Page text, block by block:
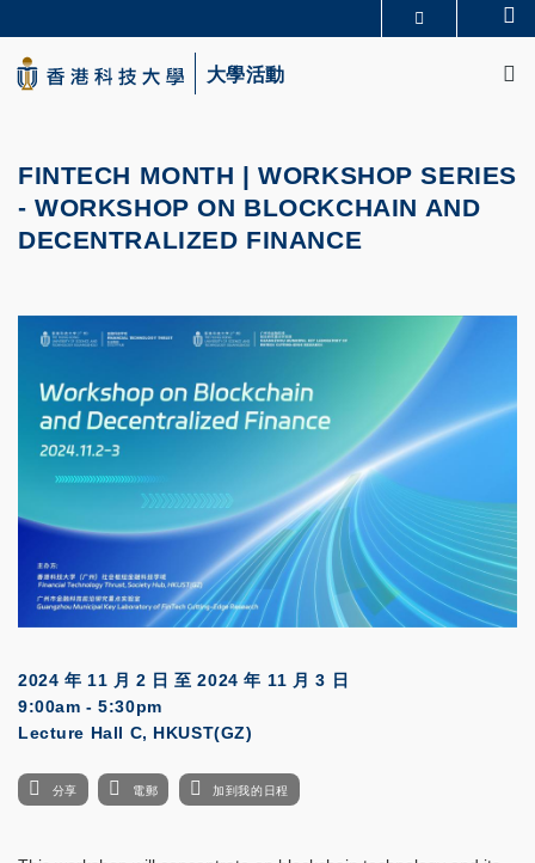
to
main
content
生活@科大
大學活動
FINTECH MONTH | WORKSHOP SERIES
-WORKSHOP ON BLOCKCHAIN AND
DECENTRALIZED FINANCE
2024 年 11 月 2 日 至2024 年 11 月 3 日
9:00am - 5:30pm
Lecture Hall C, HKUST(GZ)
分享 電郵 加到我的日程